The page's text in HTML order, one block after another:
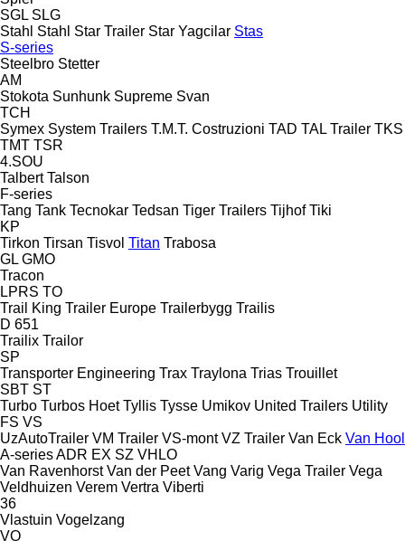
SGL SLG
Stahl Stahl Star Trailer Star Yagcilar Stas
S-series
Steelbro Stetter
AM
Stokota Sunhunk Supreme Svan
TCH
Symex System Trailers T.M.T. Costruzioni TAD TAL Trailer TKS
TMT TSR
4.SOU
Talbert Talson
F-series
Tang Tank Tecnokar Tedsan Tiger Trailers Tijhof Tiki
KP
Tirkon Tirsan Tisvol Titan Trabosa
GL GMO
Tracon
LPRS TO
Trail King Trailer Europe Trailerbygg Trailis
D 651
Trailix Trailor
SP
Transporter Engineering Trax Traylona Trias Trouillet
SBT ST
Turbo Turbos Hoet Tyllis Tysse Umikov United Trailers Utility
FS VS
UzAutoTrailer VM Trailer VS-mont VZ Trailer Van Eck Van Hool
A-seriesADR EX SZ VHLO
Van Ravenhorst Van der Peet Vang Varig Vega Trailer Vega
Veldhuizen Verem Vertra Viberti
36
Vlastuin Vogelzang
VO